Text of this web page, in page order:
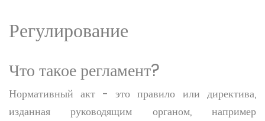
Регулирование
Что такое регламент?
Нормативный акт - это правило или директива,
изданная руководящим органом, например